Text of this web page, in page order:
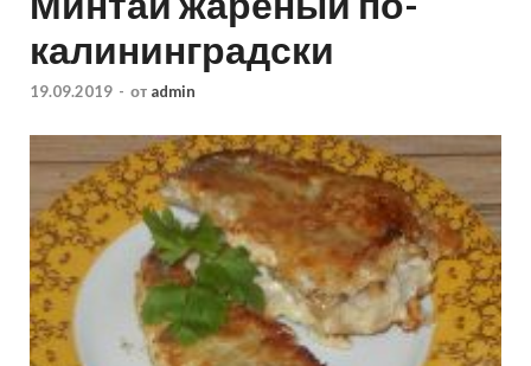
калининградски
19.09.2019 - от admin